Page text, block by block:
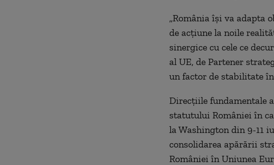
„România îşi va adapta
de acţiune la noile
sinergice cu cele ce
al UE, de Partener
un factor de stabilitate
Direcţiile fundamentale
statutului României în
la Washington din 9-11
consolidarea apărării
României în Uniunea